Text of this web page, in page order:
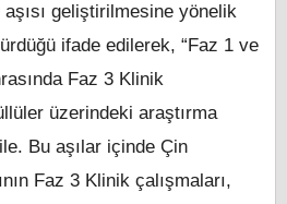
geliştirilmesine yönelik
ifade edilerek, “Faz 1 ve
Faz 3 Klinik
üzerindeki araştırma
Bu aşılar içinde Çin
Faz 3 Klinik çalışmaları,